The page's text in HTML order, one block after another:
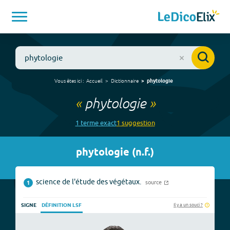
Vous êtes ici : Accueil Dictionnaire phytologie
« phytologie»
1 termeexact1 suggestion
phytologie (n.f.)
1 science de l'étude des végétaux. source
SIGNE DÉFINITION LSF Il y a un souci ?